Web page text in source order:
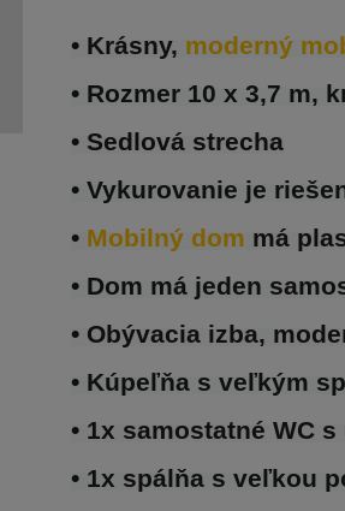
• Krásny, moderný
• Rozmer 10 x 3,7 m,
• Sedlová strecha
• Vykurovanie je
• Mobilný dom má
• Dom má jeden
• Obývacia izba,
• Kúpeľňa s veľkým
• 1x samostatné WC
• 1x spálňa s veľkou